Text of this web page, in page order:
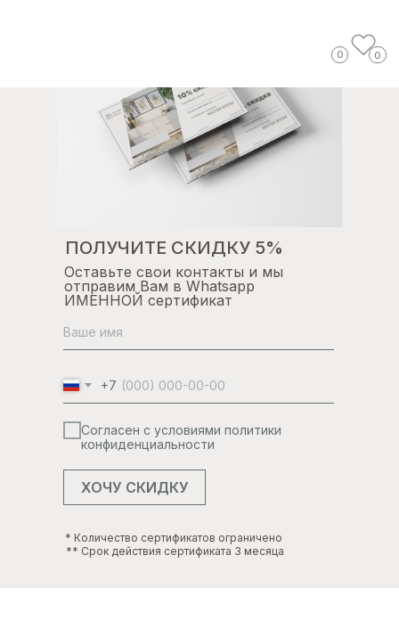
ПОЛУЧИТЕ СКИДКУ 5%
+7
Согласен с условиями политики
конфиденциальности
ХОЧУ СКИДКУ
Оставьте свои контакты и мы
отправим Вам в Whatsapp
ИМЕННОЙ сертификат
* Количество сертификатов ограничено
** Срок действия сертификата 3 месяца